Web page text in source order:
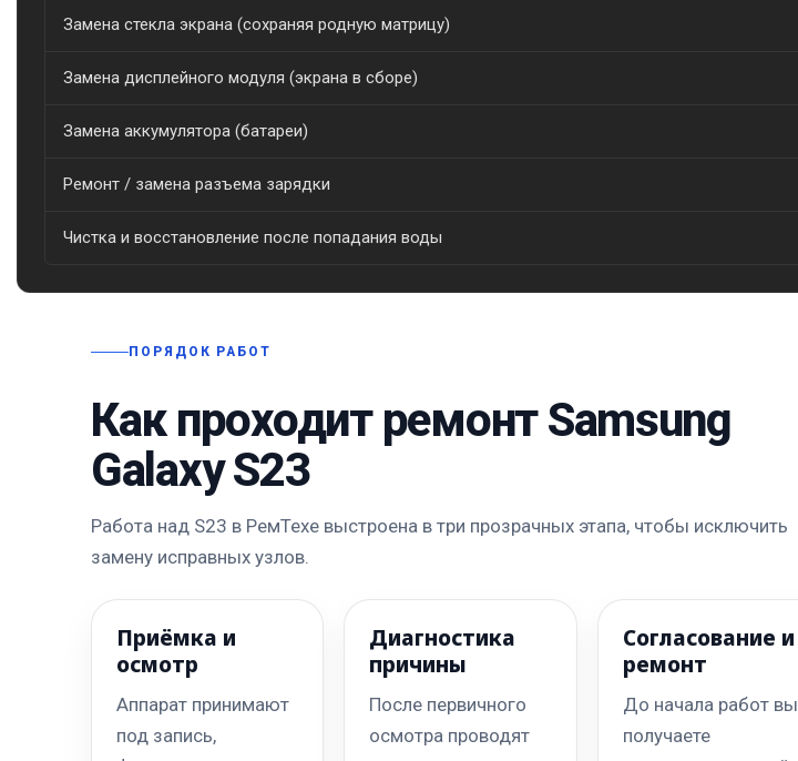
Замена стекла экрана (сохраняя родную матрицу)
Замена дисплейного модуля (экрана в сборе)
Замена аккумулятора (батареи)
Ремонт / замена разъема зарядки
Чистка и восстановление после попадания воды
ПОРЯДОК РАБОТ
Как проходит ремонт Samsung
Galaxy S23
Работа над S23 в РемТехе выстроена в три прозрачных этапа, чтобы исключить
замену исправных узлов.
Приёмка и
осмотр
Аппарат принимают
под запись,
Диагностика
причины
После первичного
осмотра проводят
Согласование и
ремонт
До начала работ вы
получаете